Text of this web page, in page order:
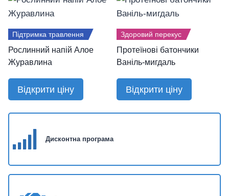
Підтримка травлення
Рослинний напій Алое
Журавлина
Відкрити ціну
Здоровий перекус
Протеїнові батончики
Ваніль-мигдаль
Відкрити ціну
Дисконтна програма